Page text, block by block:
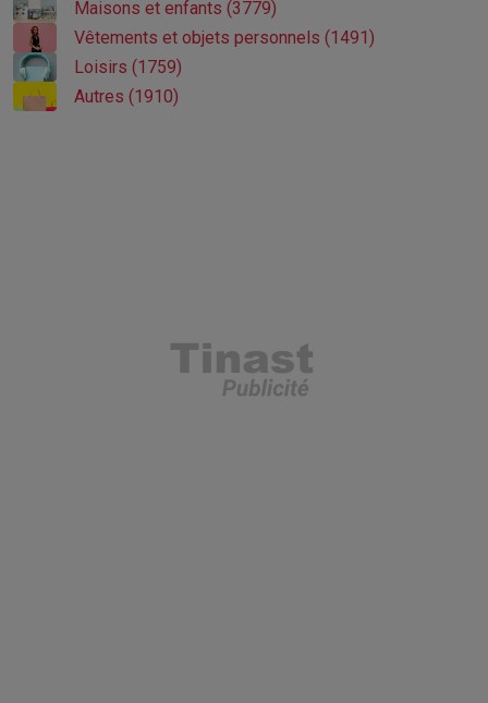
Maisons et enfants (3779)
Vêtements et objets personnels (1491)
Loisirs (1759)
Autres (1910)